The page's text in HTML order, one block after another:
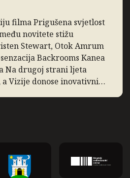
filma Prigušena svjetlost
novitete stižu
Stewart, Otok Amrum
Backrooms Kanea
Na drugoj strani ljeta
Vizije donose inovativni